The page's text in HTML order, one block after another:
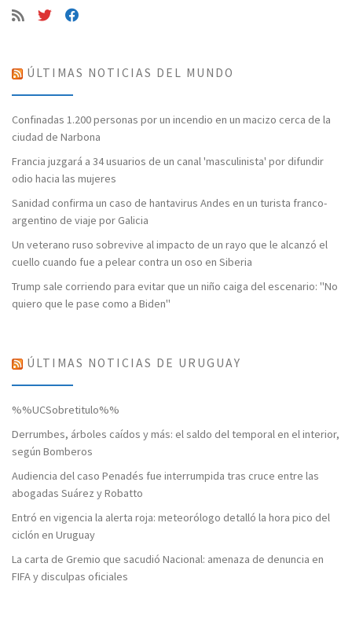
ÚLTIMAS NOTICIAS DEL MUNDO
Confinadas 1.200 personas por un incendio en un macizo cerca de la
ciudad de Narbona
Francia juzgará a 34 usuarios de un canal 'masculinista' por difundir
odio hacia las mujeres
Sanidad confirma un caso de hantavirus Andes en un turista franco-
argentino de viaje por Galicia
Un veterano ruso sobrevive al impacto de un rayo que le alcanzó el
cuello cuando fue a pelear contra un oso en Siberia
Trump sale corriendo para evitar que un niño caiga del escenario: "No
quiero que le pase como a Biden"
ÚLTIMAS NOTICIAS DE URUGUAY
%%UCSobretitulo%%
Derrumbes, árboles caídos y más: el saldo del temporal en el interior,
según Bomberos
Audiencia del caso Penadés fue interrumpida tras cruce entre las
abogadas Suárez y Robatto
Entró en vigencia la alerta roja: meteorólogo detalló la hora pico del
ciclón en Uruguay
La carta de Gremio que sacudió Nacional: amenaza de denuncia en
FIFA y disculpas oficiales